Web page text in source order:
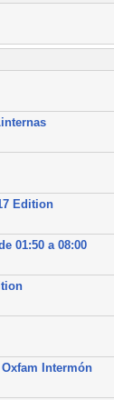
Edition
01:50 a 08:00
Intermón